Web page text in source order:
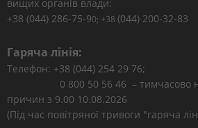
вищих органів влади:
+38 (044) 286-75-90; +38 (044) 200-32-83
Гаряча лінія:
Телефон: +38 (044) 254 29 76;
0 800 50 56 46 – тимчасово не
причин з 9.00 10.08.2026
(Під час повітряної тривоги "гаряча